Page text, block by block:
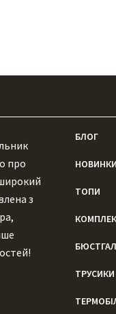
про
​​з
БЛОГ
НОВИНКИ
ТОПИ
ТРУСИКИ